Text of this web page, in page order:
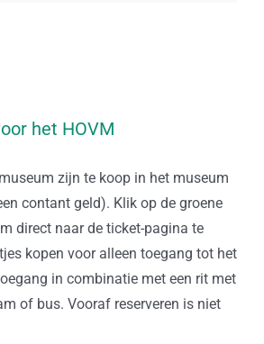
het HOVM
zijn te koop in het museum
contant geld). Klik op de groene
direct naar de ticket-pagina te
kopen voor alleen toegang tot het
in combinatie met een rit met
of bus. Vooraf reserveren is niet